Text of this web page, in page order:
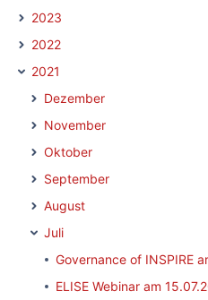
2023
2022
2021
Dezember
November
Oktober
September
August
Juli
Governance of INSPIRE artefacts - neuer Workflow zur Pflege der
ELISE Webinar am 15.07.2021: Data-driven methodology for electricity